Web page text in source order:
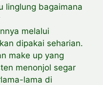
linglung bagaimana
melalui
dipakai seharian.
make up yang
menonjol segar
lama di